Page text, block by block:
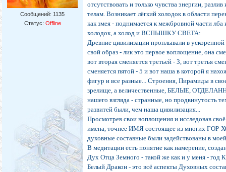
Сообщений: 1135
Статус: Offline
отсутствовать и только чувства энергии,
телам. Возникает лёгкий холодок в области
как змея - поднимается к межбровной части
холодок, а холод и ВСПЫШКУ СВЕТА:
Древние цивилизации проплывали в
свой образ - лик это первое воплощение, она
вот вторая сменяется третьей - 3, вот третья
сменяется пятой - 5 и вот наша в которой я
фигур и все разные... Строения, Пирамиды в
зрелище, а величественные, БЕЛЫЕ,
нашего взгляда - странные, но продвинутость
развитей были, чем наша цивилизация...
Просмотрев свои воплощения и исследовав
имена, точнее ИМЯ состоящее из многих ГОР-
духовные составные были задействованы в
В медитации есть понятие как намерение,
Дух Отца Земного - такой же как и у меня -
Белый Дракон - это всё аспекты Духовных